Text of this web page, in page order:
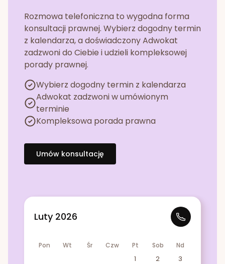
Rozmowa telefoniczna to wygodna forma
konsultacji prawnej. Wybierz dogodny termin
z kalendarza, a doświadczony Adwokat
zadzwoni do Ciebie i udzieli kompleksowej
porady prawnej.
Wybierz dogodny termin z kalendarza
Adwokat zadzwoni w umówionym
terminie
Kompleksowa porada prawna
Umów konsultację
Luty 2026
Pon Wt Śr Czw Pt Sob Nd
1 2
3